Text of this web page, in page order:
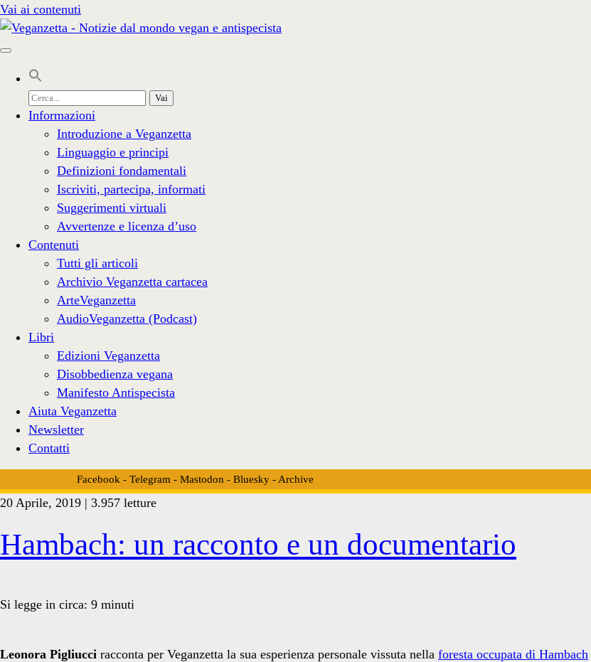
Vai ai contenuti
Cerca
per:
Informazioni
Introduzione a Veganzetta
Linguaggio e principi
Definizioni fondamentali
Iscriviti, partecipa, informati
Suggerimenti virtuali
Avvertenze e licenza d’uso
Contenuti
Tutti gli articoli
Archivio Veganzetta cartacea
ArteVeganzetta
AudioVeganzetta (Podcast)
Libri
Edizioni Veganzetta
Disobbedienza vegana
Manifesto Antispecista
Aiuta Veganzetta
Newsletter
Contatti
Facebook - Telegram - Mastodon - Bluesky- Archive
20 Aprile, 2019 | 3.957 letture
Hambach: un racconto e un documentario
Si legge in circa: 9 minuti
Leonora Pigliucci racconta per Veganzetta la sua esperienza personale vissuta nella foresta occupata di Hambach